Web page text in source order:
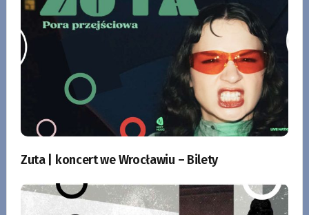
Zuta | koncert we Wrocławiu – Bilety